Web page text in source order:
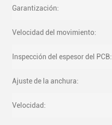
Garantización:
Velocidad del movimiento:
Inspección del espesor del PCB:
Ajuste de la anchura:
Velocidad: